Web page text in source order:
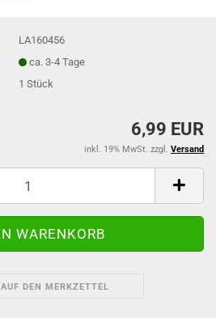
LA160456
ca. 3-4 Tage
1Stück
6,99 EUR
inkl. 19% MwSt. zzgl. Versand
AUF DEN MERKZETTEL